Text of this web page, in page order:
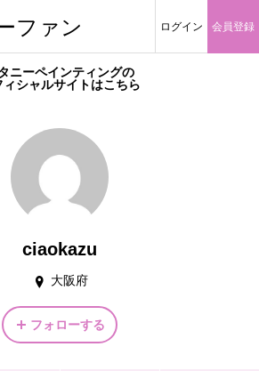
ファン ログイン 会員登録
ニーペインティングの
ィシャルサイトはこちら
ciaokazu
大阪府
フォローする